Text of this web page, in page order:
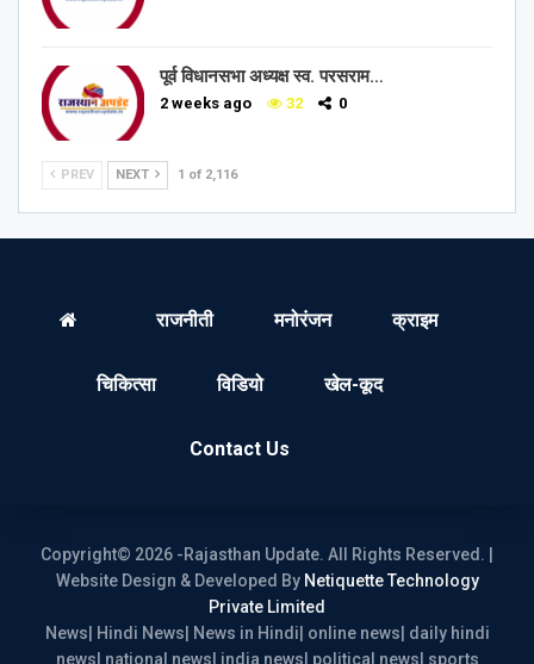
पूर्व विधानसभा अध्यक्ष स्व. परसराम…
2 weeks ago 32 0
PREV NEXT 1 of 2,116
राजनीती मनोरंजन क्राइम
चिकित्सा विडियो खेल-कूद
Contact Us
Copyright© 2026 -Rajasthan Update. All Rights Reserved. |
Website Design & Developed By Netiquette Technology
Private Limited
News| Hindi News| News in Hindi| online news| daily hindi
news| national news| india news| political news| sports